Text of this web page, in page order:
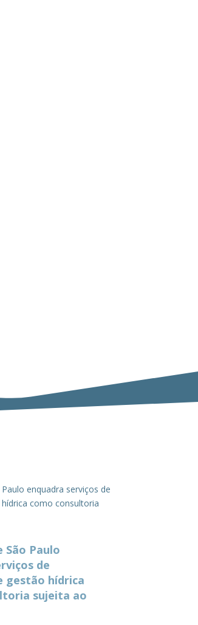
São Paulo
de
gestão hídrica
sujeita ao